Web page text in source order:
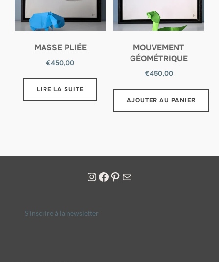
MASSE PLIÉE
€450,00
LIRE LA SUITE
MOUVEMENT
GÉOMÉTRIQUE
€450,00
AJOUTER AU PANIER
S'inscrire à la newsletter